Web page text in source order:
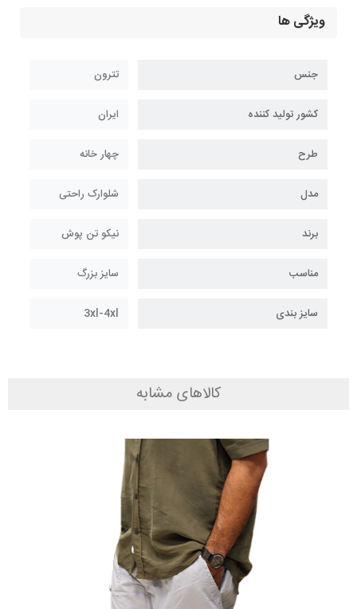
ویژگی ها
جنس تترون
کشور تولید کننده ایران
طرح چهار خانه
مدل شلوارک راحتی
برند نیکو تن پوش
مناسب سایز بزرگ
سایز بندی 3xl-4xl
کالاهای مشابه